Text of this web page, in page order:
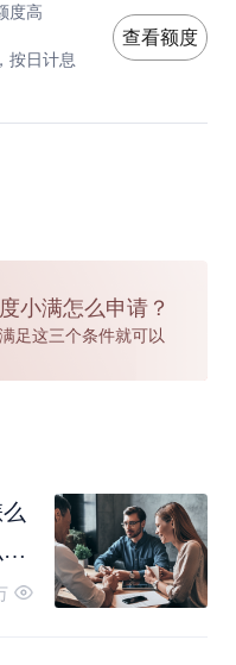
度高
按日计息
查看额度
度小满怎么申请？
满足这三个条件就可以